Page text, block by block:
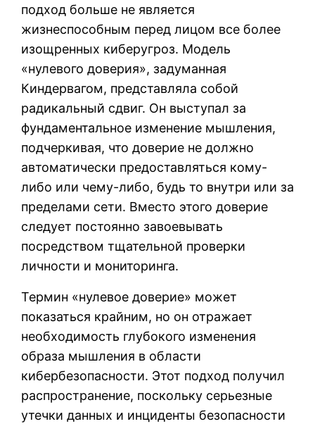
подход больше не является
жизнеспособным перед лицом все более
изощренных киберугроз. Модель
«нулевого доверия», задуманная
Киндервагом, представляла собой
радикальный сдвиг. Он выступал за
фундаментальное изменение мышления,
подчеркивая, что доверие не должно
автоматически предоставляться кому-
либо или чему-либо, будь то внутри или за
пределами сети. Вместо этого доверие
следует постоянно завоевывать
посредством тщательной проверки
личности и мониторинга.
Термин «нулевое доверие» может
показаться крайним, но он отражает
необходимость глубокого изменения
образа мышления в области
кибербезопасности. Этот подход получил
распространение, поскольку серьезные
утечки данных и инциденты безопасности